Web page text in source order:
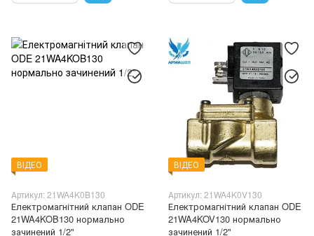
ВІДЕО
Артикул: 21WA4K0B130
Електромагнітний клапан ODE
21WA4KOB130 нормально
зачинений 1/2"
ВІДЕО
Артикул: 21WA4K0V130
Електромагнітний клапан ODE
21WA4KOV130 нормально
зачинений 1/2"